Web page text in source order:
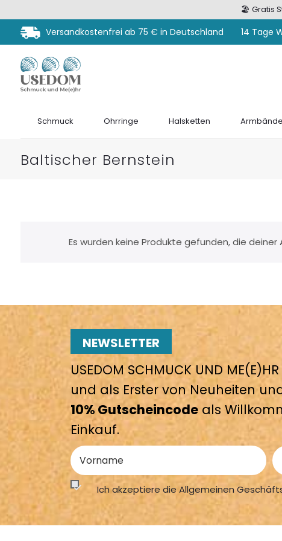
🏖️ Gratis
Versandkostenfrei ab 75 € in Deutschland 14 Tage
Schmuck Ohrringe Halsketten
Baltischer Bernstein
Es wurden keine Produkte gefunden, die deiner
NEWSLETTER
USEDOM SCHMUCK UND
und als Erster von Neuheiten
10% Gutscheincode als
Einkauf.
Ich akzeptiere die Allgemeinen